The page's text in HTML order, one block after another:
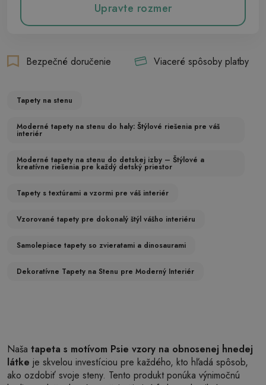
Upravte rozmer
Bezpečné doručenie Viaceré spôsoby platby
Tapety na stenu
Moderné tapety na stenu do haly: Štýlové riešenia pre váš
interiér
Moderné tapety na stenu do detskej izby – Štýlové a
kreatívne riešenia pre každý detský priestor
Tapety s textúrami a vzormi pre váš interiér
Vzorované tapety pre dokonalý štýl vášho interiéru
Samolepiace tapety so zvieratami a dinosaurami
Dekoratívne Tapety na Stenu pre Moderný Interiér
Naša tapeta s motívom Psie vzory na obnosenej hnedej
látke je skvelou investíciou pre každého, kto hľadá spôsob,
ako ozdobiť svoje steny. Tento produkt ponúka výnimočnú